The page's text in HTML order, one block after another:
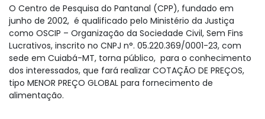
O Centro de Pesquisa do Pantanal (CPP), fundado em
junho de 2002, é qualificado pelo Ministério da Justiça
como OSCIP – Organização da Sociedade Civil, Sem Fins
Lucrativos, inscrito no CNPJ n°. 05.220.369/0001-23, com
sede em Cuiabá-MT, torna público, para o conhecimento
dos interessados, que fará realizar COTAÇÃO DE PREÇOS,
tipo MENOR PREÇO GLOBAL para fornecimento de
alimentação.